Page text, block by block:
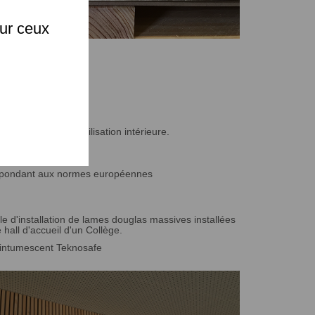
...) avec une utilisation intérieure.
aux normes européennes
d'installation de lames douglas massives installées
hall d'accueil d'un Collège.
Teknosafe
ceux